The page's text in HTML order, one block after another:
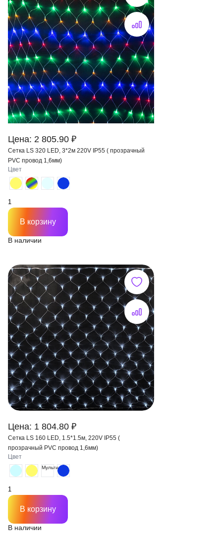
Цена: 2 805.90 ₽
Сетка LS 320 LED, 3*2м 220V IP55 ( прозрачный
PVC провод 1,6мм)
В наличии
Цвет
В корзину
Цена: 1 804.80 ₽
Сетка LS 160 LED, 1.5*1.5м, 220V IP55 (
прозрачный PVC провод 1,6мм)
В наличии
Цвет
Мульти
В корзину